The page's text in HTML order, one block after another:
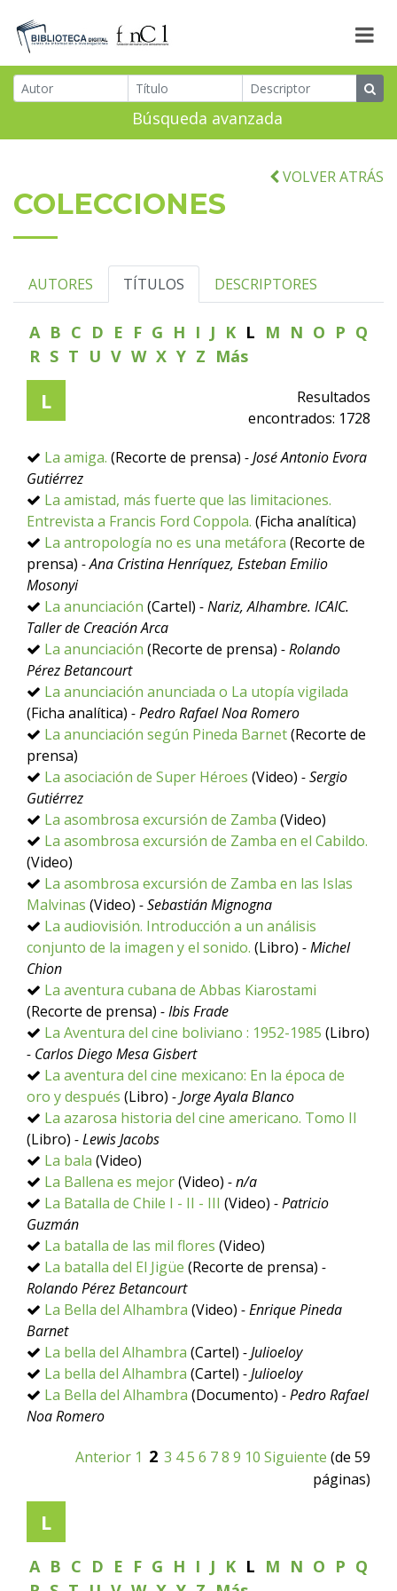
Búsqueda avanzada
VOLVER ATRÁS
COLECCIONES
AUTORES TÍTULOS DESCRIPTORES
A B C D E F G H I J K L M N O P Q
R S T U V W X Y Z Más
L
Resultados
encontrados: 1728
La amiga. (Recorte de prensa) - José Antonio Evora
Gutiérrez
La amistad, más fuerte que las limitaciones.
Entrevista a Francis Ford Coppola. (Ficha analítica)
La antropología no es una metáfora (Recorte de
prensa) - Ana Cristina Henríquez, Esteban Emilio
Mosonyi
La anunciación (Cartel) - Nariz, Alhambre. ICAIC.
Taller de Creación Arca
La anunciación (Recorte de prensa) - Rolando
Pérez Betancourt
La anunciación anunciada o La utopía vigilada
(Ficha analítica) - Pedro Rafael Noa Romero
La anunciación según Pineda Barnet(Recorte de
prensa)
La asociación de Super Héroes (Video) - Sergio
Gutiérrez
La asombrosa excursión de Zamba (Video)
La asombrosa excursión de Zamba en el Cabildo.
(Video)
La asombrosa excursión de Zamba en las Islas
Malvinas (Video) - Sebastián Mignogna
La audiovisión. Introducción a un análisis
conjunto de la imagen y el sonido. (Libro) - Michel
Chion
La aventura cubana de Abbas Kiarostami
(Recorte de prensa) - Ibis Frade
La Aventura del cine boliviano : 1952-1985 (Libro)
- Carlos Diego Mesa Gisbert
La aventura del cine mexicano: En la época de
oro y después (Libro) - Jorge Ayala Blanco
La azarosa historia del cine americano. Tomo II
(Libro) - Lewis Jacobs
La bala (Video)
La Ballena es mejor(Video) - n/a
La Batalla de Chile I - II - III (Video) - Patricio
Guzmán
La batalla de las mil flores (Video)
La batalla del El Jigüe (Recorte de prensa) -
Rolando Pérez Betancourt
La Bella del Alhambra (Video) - Enrique Pineda
Barnet
La bella del Alhambra (Cartel) - Julioeloy
La bella del Alhambra (Cartel) - Julioeloy
La Bella del Alhambra (Documento) - Pedro Rafael
Noa Romero
Anterior 1 2 3 45 6 78 9 10 Siguiente (de 59
páginas)
L
A B C D E F G H I J K L M N O P Q